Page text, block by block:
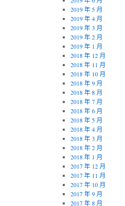
2019 年 5 月
2019 年 4 月
2019 年 3 月
2019 年 2 月
2019 年 1 月
2018 年 12 月
2018 年 11 月
2018 年 10 月
2018 年 9 月
2018 年 8 月
2018 年 7 月
2018 年 6 月
2018 年 5 月
2018 年 4 月
2018 年 3 月
2018 年 2 月
2018 年 1 月
2017 年 12 月
2017 年 11 月
2017 年 10 月
2017 年 9 月
2017 年 8 月